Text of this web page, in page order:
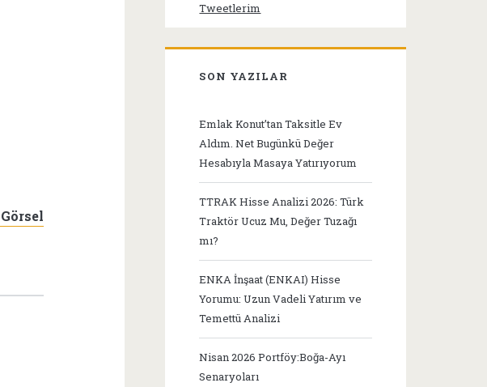
Tweetlerim
SON YAZILAR
Emlak Konut’tan Taksitle Ev
Aldım. Net Bugünkü Değer
Hesabıyla Masaya Yatırıyorum
TTRAK Hisse Analizi 2026: Türk
Traktör Ucuz Mu, Değer Tuzağı
mı?
ENKA İnşaat (ENKAI) Hisse
Yorumu: Uzun Vadeli Yatırım ve
Temettü Analizi
Nisan 2026 Portföy:Boğa-Ayı
Senaryoları